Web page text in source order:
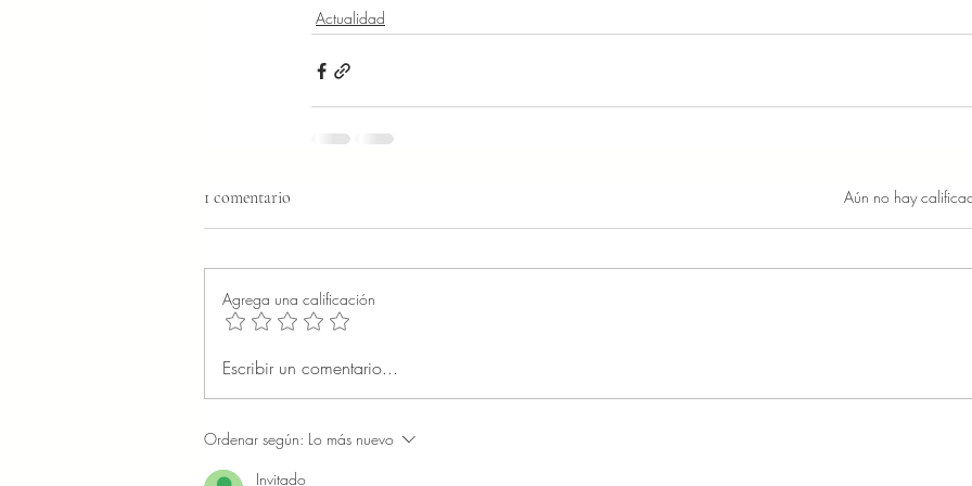
Actualidad
1 comentario Obtuvo 0 de 5 estrellas.
Aún no hay
Agrega una calificación
Escribir un comentario...
Ordenar según: Lo más nuevo
Invitado